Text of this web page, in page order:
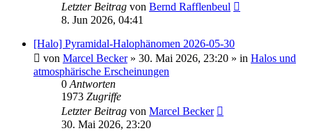
Letzter Beitrag von Bernd Rafflenbeul
8. Jun 2026, 04:41
[Halo] Pyramidal-Halophänomen 2026-05-30
von Marcel Becker» 30. Mai 2026, 23:20 » in Halos und
atmosphärische Erscheinungen
0 Antworten
1973 Zugriffe
Letzter Beitrag von Marcel Becker
30. Mai 2026, 23:20